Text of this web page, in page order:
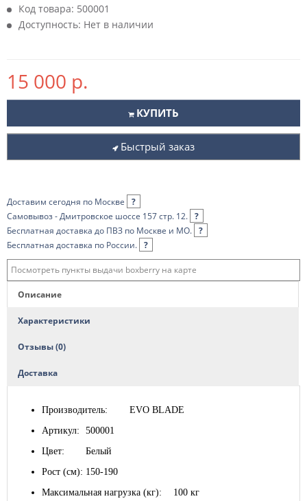
Код товара: 500001
Доступность: Нет в наличии
15 000 р.
КУПИТЬ
Быстрый заказ
Доставим сегодня по Москве
?
Самовывоз - Дмитровское шоссе 157 стр. 12. ?
Бесплатная доставка до ПВЗ по Москве и МО. ?
Бесплатная доставка по России. ?
Посмотреть пункты выдачи boxberry на карте
Описание
Характеристики
Отзывы (0)
Доставка
Производитель:
EVO BLADE
Артикул:
500001
Цвет:
Белый
Рост (см): 150-190
Максимальная нагрузка (кг):
100 кг